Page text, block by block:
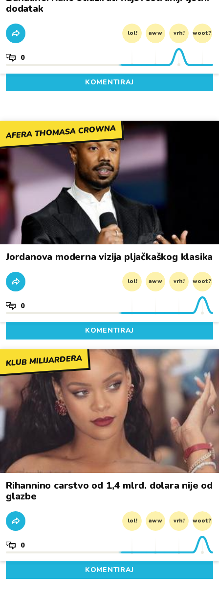
dodatak
lol! aww vrh! woot?!
0
KOMENTIRAJ
AFERA THOMASA CROWNA
Jordanova moderna vizija pljačkaškog klasika
lol! aww vrh! woot?!
0
KOMENTIRAJ
KLUB MILIJARDERA
Rihannino carstvo od 1,4 mlrd. dolara nije od
glazbe
lol! aww vrh! woot?!
0
KOMENTIRAJ